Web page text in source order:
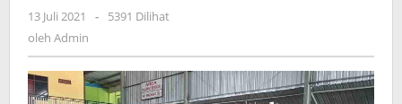
13 Juli 2021
oleh
-
5391 Dilihat
oleh Admin